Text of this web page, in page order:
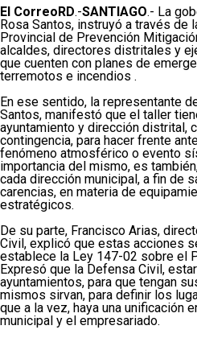
El CorreoRD.-SANTIAGO.- La
Rosa Santos, instruyó a través de
Provincial de Prevención
alcaldes, directores distritales y
que cuenten con planes de
terremotos e incendios .
En ese sentido, la representante
Santos, manifestó que el taller
ayuntamiento y dirección distrital,
contingencia, para hacer frente
fenómeno atmosférico o evento
importancia del mismo, es
cada dirección municipal, a fin de
carencias, en materia de
estratégicos.
De su parte, Francisco Arias,
Civil, explicó que estas acciones
establece la Ley 147-02 sobre el
Expresó que la Defensa Civil,
ayuntamientos, para que tengan
mismos sirvan, para definir los
que a la vez, haya una unificación
municipal y el empresariado.